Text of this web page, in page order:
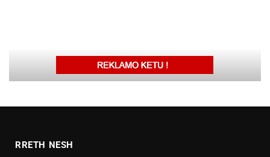
RRETH NESH